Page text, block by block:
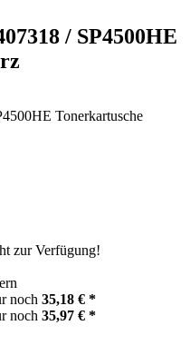
/ SP4500HE
zur Verfügung!
noch 35,18 € *
noch 35,97 € *